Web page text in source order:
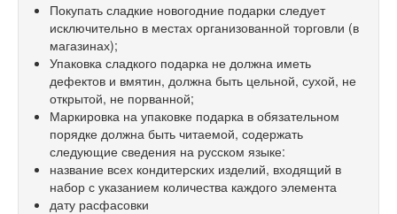
Покупать сладкие новогодние подарки следует
исключительно в местах организованной торговли (в
магазинах);
Упаковка сладкого подарка не должна иметь
дефектов и вмятин, должна быть цельной, сухой, не
открытой, не порванной;
Маркировка на упаковке подарка в обязательном
порядке должна быть читаемой, содержать
следующие сведения на русском языке:
название всех кондитерских изделий, входящий в
набор с указанием количества каждого элемента
дату расфасовки